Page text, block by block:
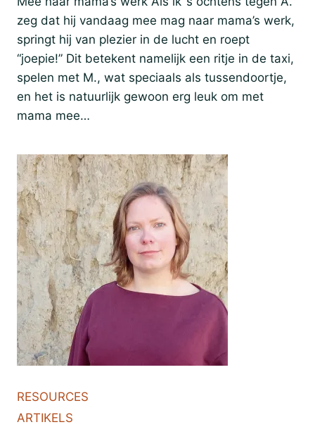
zeg dat hij vandaag mee mag naar mama’s werk,
springt hij van plezier in de lucht en roept
“joepie!” Dit betekent namelijk een ritje in de taxi,
spelen met M., wat speciaals als tussendoortje,
en het is natuurlijk gewoon erg leuk om met
mama mee…
RESOURCES
ARTIKELS